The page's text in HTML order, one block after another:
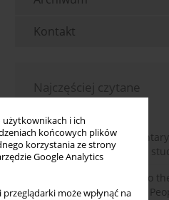
użytkownikach i ich
końcowych plików
korzystania ze strony
Google Analytics
może wpłynąć na
Kontakt
Najczęściej czytane
Auto-enrolment in
Comparative OECD case
Bibliometric Insights into
and Needs of Homeless